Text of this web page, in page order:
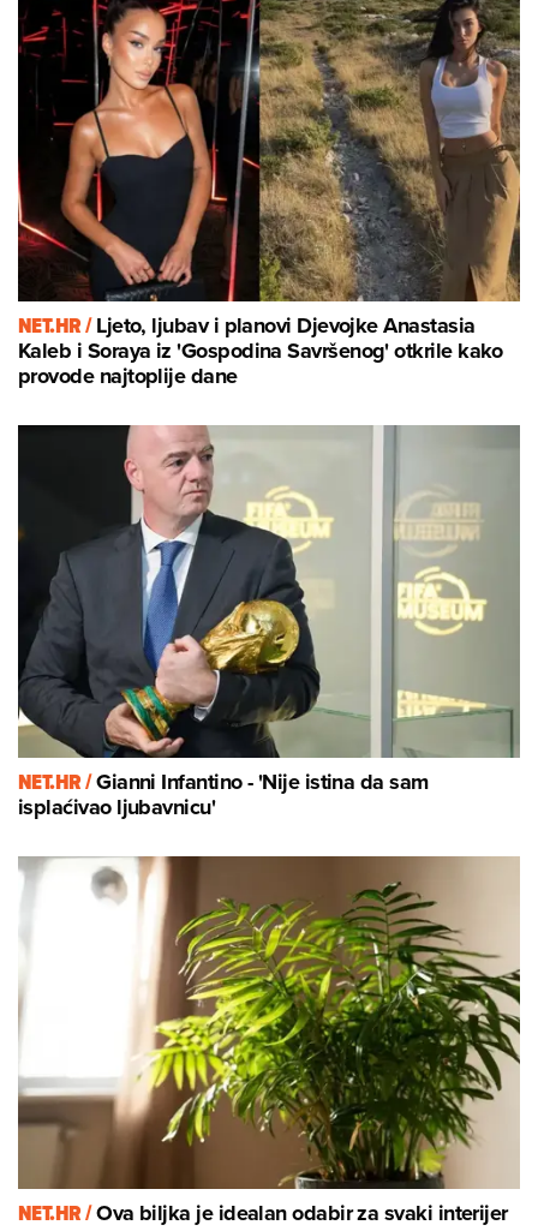
NET.HR /Ljeto, ljubav i planovi Djevojke Anastasia
Kaleb i Soraya iz 'Gospodina Savršenog' otkrile kako
provode najtoplije dane
NET.HR /Gianni Infantino - 'Nije istina da sam
isplaćivao ljubavnicu'
NET.HR /Ova biljka je idealan odabir za svaki interijer